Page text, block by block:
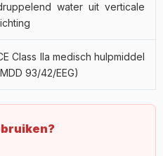
water uit verticale
Class IIa medisch hulpmiddel
93/42/EEG)